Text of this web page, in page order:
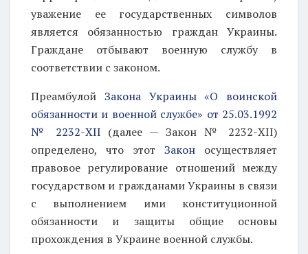
уважение ее государственных символов
является обязанностью граждан Украины.
Граждане отбывают военную службу в
соответствии с законом.
Преамбулой Закона Украины «О воинской
обязанности и военной службе» от 25.03.1992
№ 2232-ХІІ (далее — Закон № 2232-ХІІ)
определено, что этот Закон осуществляет
правовое регулирование отношений между
государством и гражданами Украины в связи
с выполнением ими конституционной
обязанности и защиты общие основы
прохождения в Украине военной службы.